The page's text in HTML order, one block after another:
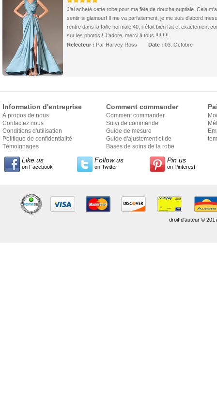
J'ai acheté cette robe pour ma fête de douche nuptiale. Cela
sentir si glamour! Il me va parfaitement, je me suis d'abord
rentre dans la taille normale 40, il était bien fait et exactement
sur les photos ! J'adore, merci à tous !!!!!!!!!
Relecteur : Par Harvey Ross Date : 03. Octobre
Information d'entreprise
À propos de nous
Contactez nous
Conditions d'utilisation
Politique de confidentialité
Témoignages
Comment commander
Comment commander
Suivi de commande
Guide de mesure
Guide d'ajustement et de
style
Bases de soins de la robe
Like us
on Facebook
Follow us
on Twitter
Pin us
on Pinterest
droit d'auteur ©